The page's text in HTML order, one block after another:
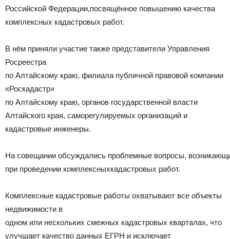
Российской Федерации,посвящённое повышению качества
комплексных кадастровых работ.
В нём приняли участие также представители Управления
Росреестра
по Алтайскому краю, филиала публичной правовой компании
«Роскадастр»
по Алтайскому краю, органов государственной власти
Алтайского края, саморегулируемых организаций и
кадастровые инженеры.
На совещании обсуждались проблемные вопросы,
при проведении комплексныхкадастровых работ.
Комплексные кадастровые работы охватывают все объекты
недвижимости в
одном или нескольких смежных кадастровых кварталах, что
улучшает качество данных ЕГРН и исключает